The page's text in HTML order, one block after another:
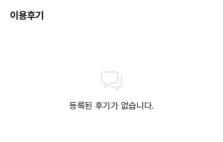
이용후기
등록된 후기가 없습니다.